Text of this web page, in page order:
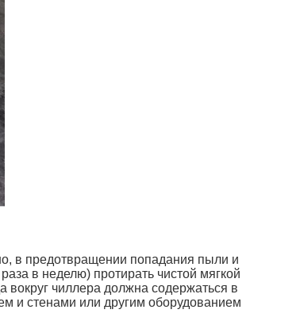
в предотвращении попадания пыли и
в неделю) протирать чистой мягкой
чиллера должна содержаться в
и стенами или другим оборудованием